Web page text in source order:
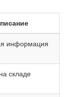
информация
складе